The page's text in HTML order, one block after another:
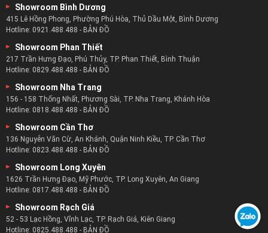
Showroom Bình Dương
415 Lê Hồng Phong, Phường Phú Hòa, Thủ Dầu Một, Bình Dương
Hotline: 0921.488.488 - BẢN ĐỒ
Showroom Phan Thiết
217 Trần Hưng Đạo, Phú Thủy, TP. Phan Thiết, Bình Thuận
Hotline: 0829.488.488 - BẢN ĐỒ
Showroom Nha Trang
156 - 158 Thống Nhất, Phương Sài, TP. Nha Trang, Khánh Hòa
Hotline: 0818.488.488 - BẢN ĐỒ
Showroom Cần Thơ
136 Nguyễn Văn Cừ, An Khánh, Quận Ninh Kiều, TP. Cần Thơ
Hotline: 0823.488.488 - BẢN ĐỒ
Showroom Long Xuyên
1626 Trần Hưng Đạo, Mỹ Phước, TP. Long Xuyên, An Giang
Hotline: 0817.488.488 - BẢN ĐỒ
Showroom Rạch Giá
52 - 53 Lạc Hồng, Vĩnh Lạc, TP. Rạch Giá, Kiên Giang
Hotline: 0825.488.488 - BẢN ĐỒ